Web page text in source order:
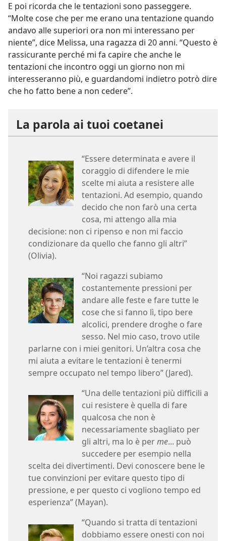
E poi ricorda che le tentazioni sono passeggere.
“Molte cose che per me erano una tentazione quando
andavo alle superiori ora non mi interessano per
niente”, dice Melissa, una ragazza di 20 anni. “Questo è
rassicurante perché mi fa capire che anche le
tentazioni che incontro oggi un giorno non mi
interesseranno più, e guardandomi indietro potrò dire
che ho fatto bene a non cedere”.
La parola ai tuoi coetanei
“Essere determinata e avere il
coraggio di difendere le mie
scelte mi aiuta a resistere alle
tentazioni. Ad esempio, quando
decido che non farò una certa
cosa, mi attengo alla mia
decisione: non ci ripenso e non mi faccio
condizionare da quello che fanno gli altri”
(Olivia).
“Noi ragazzi subiamo
costantemente pressioni per
andare alle feste e fare tutte le
cose che si fanno lì, tipo bere
alcolici, prendere droghe o fare
sesso. Nel mio caso, trovo utile
parlarne con i miei genitori. Un’altra cosa che
mi aiuta a evitare le tentazioni è tenermi
sempre occupato nel tempo libero” (Jared).
“Una delle tentazioni più difficili a
cui resistere è quella di fare
qualcosa che non è
necessariamente sbagliato per
gli altri, ma lo è perme... può
succedere per esempio nella
scelta dei divertimenti. Devi conoscere bene le
tue convinzioni per evitare questo tipo di
pressione, e per questo ci vogliono tempo ed
esperienza” (Mayan).
“Quando si tratta di tentazioni
dobbiamo essere onesti con noi